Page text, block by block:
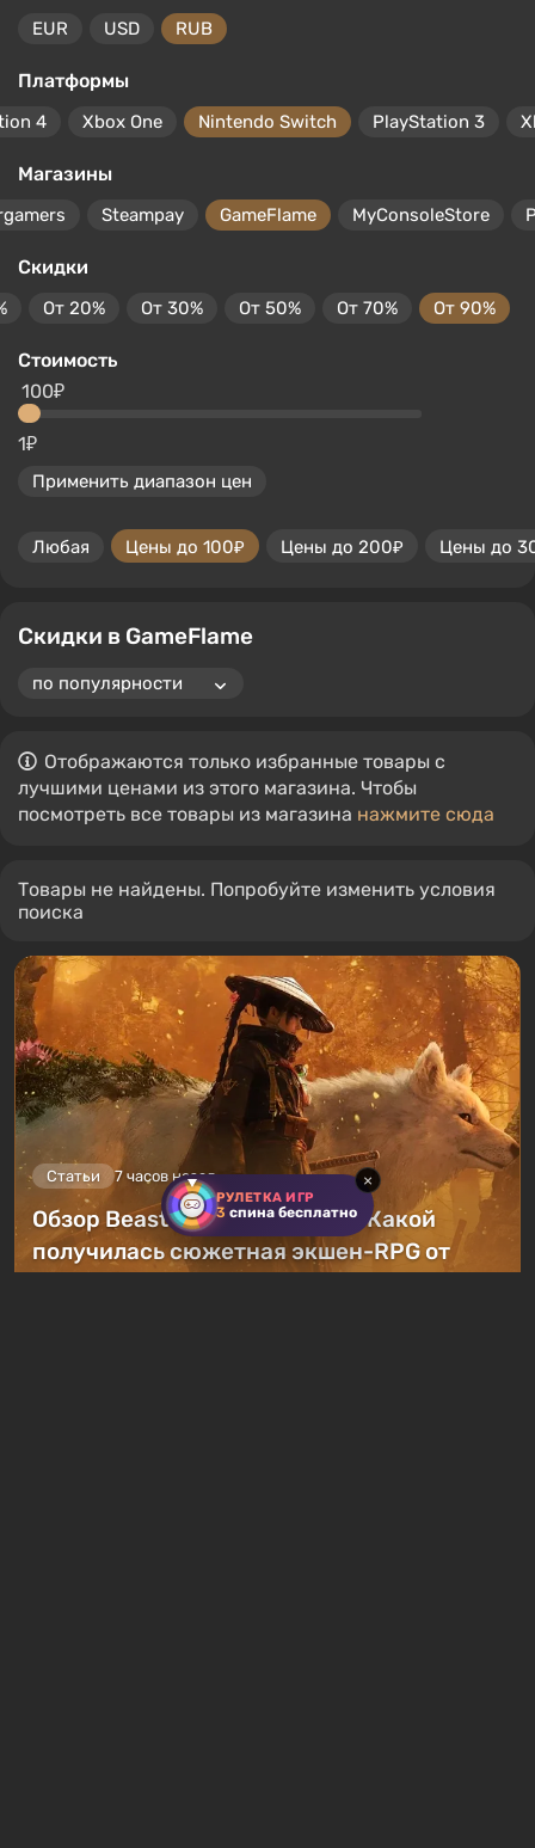
РУЛЕТКА ИГР
3 спина бесплатно
×
EUR USD RUB
Платформы
4 Xbox One Nintendo Switch PlayStation 3
Магазины
Steampay GameFlame MyConsoleStore
Скидки
От 20% От 30% От 50% От 70% От 90%
Стоимость
1₽
100₽
Применить диапазон цен
Любая Цены до 100₽ Цены до 200₽ Цены до
Скидки в GameFlame
Отображаются только избранные товары с
лучшими ценами из этого магазина. Чтобы
посмотреть все товары из магазина нажмите сюда
Товары не найдены. Попробуйте изменить условия
поиска
Статьи 7 часов назад
Обзор Beast of Reincarnation. Какой
получилась сюжетная экшен-RPG от